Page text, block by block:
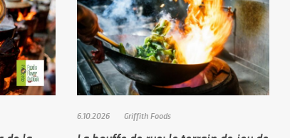
6.10.2026 Griffith Foods